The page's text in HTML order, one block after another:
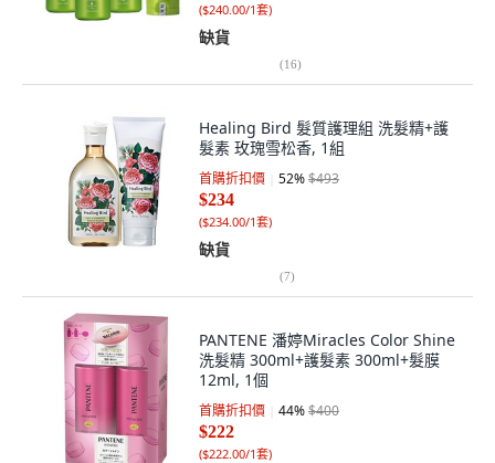
($240.00/1套)
缺貨
(16)
Healing Bird 髮質護理組 洗髮精+護
髮素 玫瑰雪松香, 1組
首購折扣價 52%$493
$234
($234.00/1套)
缺貨
(7)
PANTENE 潘婷Miracles Color Shine
洗髮精 300ml+護髮素 300ml+髮膜
12ml, 1個
首購折扣價 44%$400
$222
($222.00/1套)